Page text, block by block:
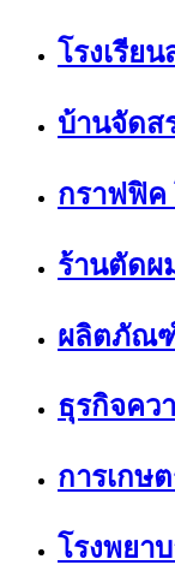
โรงเรีย
บ้านจัดส
กราฟฟิ
ร้านตัดผ
ผลิตภัณ
ธุรกิจคว
การเกษ
โรงพยา